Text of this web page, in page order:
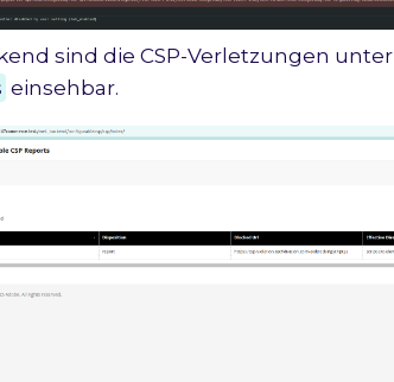
sind die CSP-Verletzungen unter
einsehbar.